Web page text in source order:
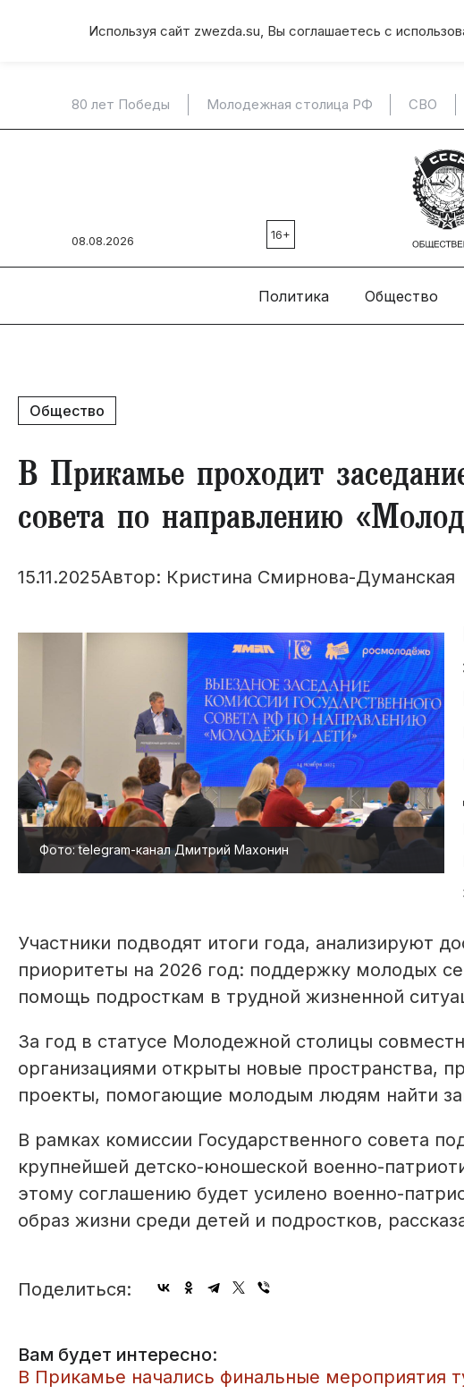
Используя сайт zwezda.su, Вы соглашаетесь с
80 лет Победы Молодежная столица РФ СВО
08.08.2026 16+
Политика Общество
Общество
В Прикамье проходит
совета по направлению
15.11.2025Автор: Кристина Смирнова-Думанская
Фото: telegram-канал Дмитрий Махонин
Участники подводят итоги года, анализируют
приоритеты на 2026 год: поддержку молодых
помощь подросткам в трудной жизненной
За год в статусе Молодежной столицы
организациями открыты новые пространства,
проекты, помогающие молодым людям найти
В рамках комиссии Государственного совета
крупнейшей детско-юношеской военно-
этому соглашению будет усилено военно-
образ жизни среди детей и подростков,
Поделиться:
Вам будет интересно:
В Прикамье начались финальные мероприятия